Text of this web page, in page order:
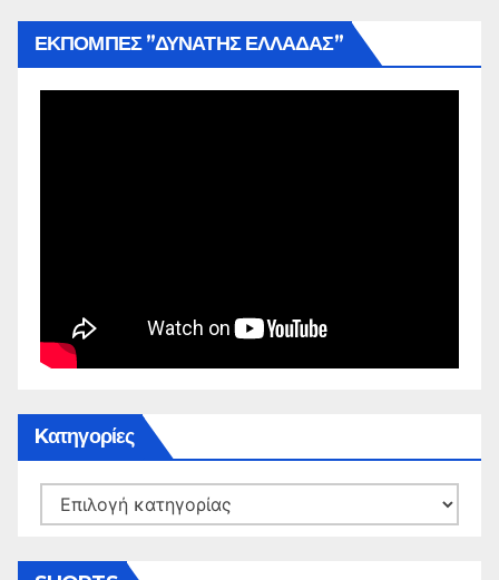
ΕΚΠΟΜΠΕΣ ”ΔΥΝΑΤΗΣ ΕΛΛΑΔΑΣ”
Kατηγορίες
Kατηγορίες